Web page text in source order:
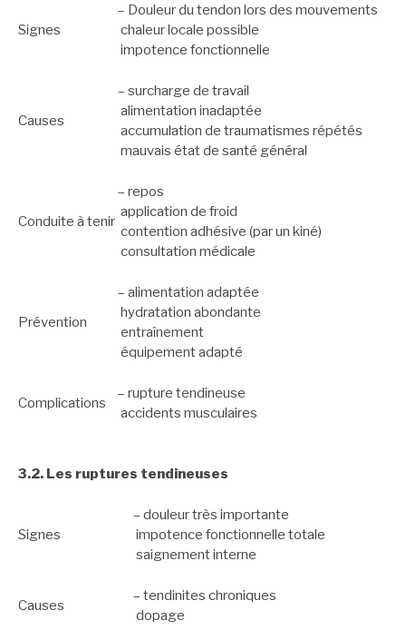
Signes
– Douleur du tendon lors des mouvements
chaleur locale possible
impotence fonctionnelle
Causes
– surcharge de travail
alimentation inadaptée
accumulation de traumatismes répétés
mauvais état de santé général
Conduite à tenir
– repos
application de froid
contention adhésive (par un kiné)
consultation médicale
Prévention
– alimentation adaptée
hydratation abondante
entraînement
équipement adapté
Complications
– rupture tendineuse
accidents musculaires
3.2. Les ruptures tendineuses
Signes
– douleur très importante
impotence fonctionnelle totale
saignement interne
Causes
– tendinites chroniques
dopage